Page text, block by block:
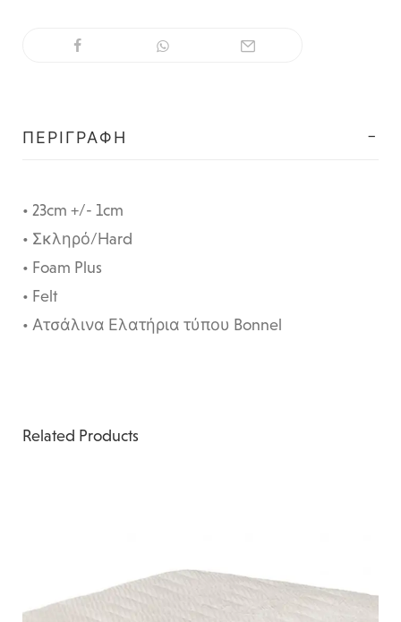
ΠΕΡΙΓΡΑΦΉ
• 23cm +/- 1cm
• Σκληρό/Hard
• Foam Plus
• Felt
• Ατσάλινα Ελατήρια τύπου Bonnel
Related Products